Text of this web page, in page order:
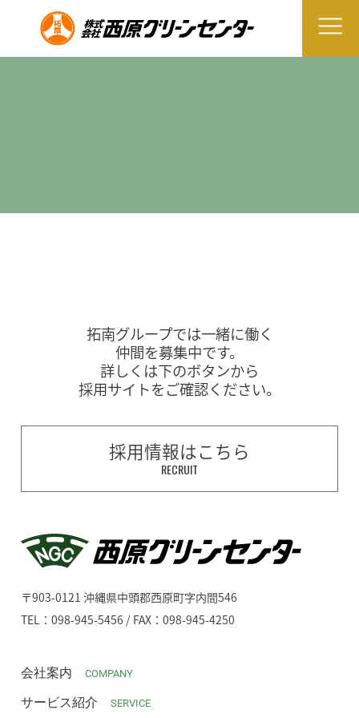
拓南グループでは一緒に働く
仲間を募集中です。
詳しくは下のボタンから
採用サイトをご確認ください。
採用情報はこちら
RECRUIT
〒903-0121 沖縄県中頭郡西原町字内間546
TEL：098-945-5456 / FAX：098-945-4250
会社案内 COMPANY
サービス紹介 SERVICE